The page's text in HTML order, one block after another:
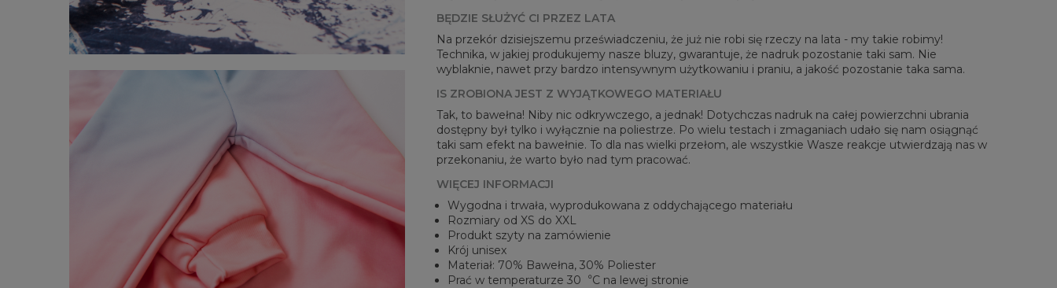
BĘDZIE SŁUŻYĆ CI PRZEZ LATA
Na przekór dzisiejszemu przeświadczeniu, że już nie robi się rzeczy na lata - my takie robimy!
Technika, w jakiej produkujemy nasze bluzy, gwarantuje, że nadruk pozostanie taki sam. Nie
wyblaknie, nawet przy bardzo intensywnym użytkowaniu i praniu, a jakość pozostanie taka sama.
IS ZROBIONA JEST Z WYJĄTKOWEGO MATERIAŁU
Tak, to bawełna! Niby nic odkrywczego, a jednak! Dotychczas nadruk na całej powierzchni ubrania
dostępny był tylko i wyłącznie na poliestrze. Po wielu testach i zmaganiach udało się nam osiągnąć
taki sam efekt na bawełnie. To dla nas wielki przełom, ale wszystkie Wasze reakcje utwierdzają nas w
przekonaniu, że warto było nad tym pracować.
WIĘCEJ INFORMACJI
Wygodna i trwała, wyprodukowana z oddychającego materiału
Rozmiary od XS do XXL
Produkt szyty na zamówienie
Krój unisex
Materiał: 70% Bawełna, 30% Poliester
Prać w temperaturze 30︒C na lewej stronie